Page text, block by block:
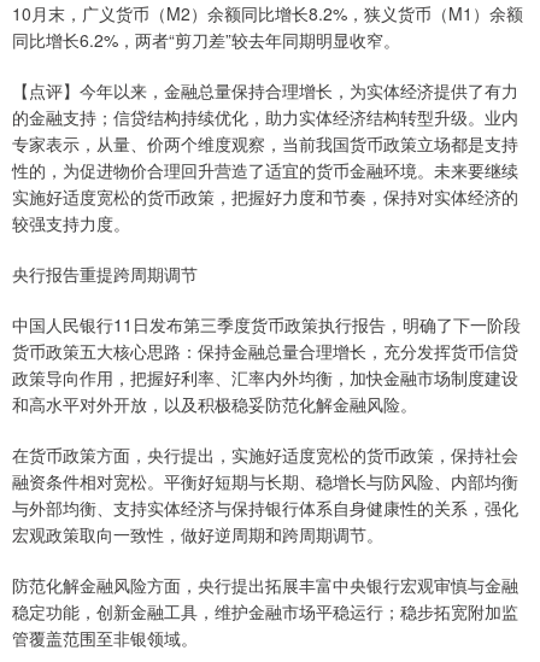
10月末，广义货币（M2）余额同比增长8.2%，狭义货币（M1）余额
同比增长6.2%，两者“剪刀差”较去年同期明显收窄。
【点评】今年以来，金融总量保持合理增长，为实体经济提供了有力
的金融支持；信贷结构持续优化，助力实体经济结构转型升级。业内
专家表示，从量、价两个维度观察，当前我国货币政策立场都是支持
性的，为促进物价合理回升营造了适宜的货币金融环境。未来要继续
实施好适度宽松的货币政策，把握好力度和节奏，保持对实体经济的
较强支持力度。
央行报告重提跨周期调节
中国人民银行11日发布第三季度货币政策执行报告，明确了下一阶段
货币政策五大核心思路：保持金融总量合理增长，充分发挥货币信贷
政策导向作用，把握好利率、汇率内外均衡，加快金融市场制度建设
和高水平对外开放，以及积极稳妥防范化解金融风险。
在货币政策方面，央行提出，实施好适度宽松的货币政策，保持社会
融资条件相对宽松。平衡好短期与长期、稳增长与防风险、内部均衡
与外部均衡、支持实体经济与保持银行体系自身健康性的关系，强化
宏观政策取向一致性，做好逆周期和跨周期调节。
防范化解金融风险方面，央行提出拓展丰富中央银行宏观审慎与金融
稳定功能，创新金融工具，维护金融市场平稳运行；稳步拓宽附加监
管覆盖范围至非银领域。